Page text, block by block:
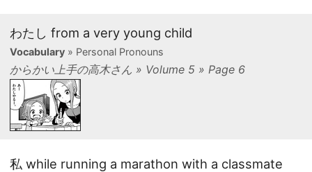
わたし from a very young child
Vocabulary» Personal Pronouns
からかい上手の高木さん » Volume 5 » Page 6
私 while running a marathon with a classmate